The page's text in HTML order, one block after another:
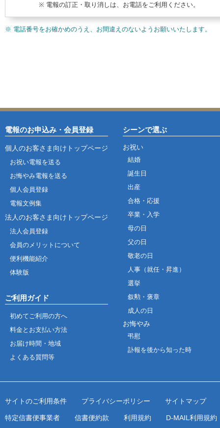
※ 電報の訂正・取り消しは、お電話をご利用ください。
※ 電話番号をお確かめのうえ、お間違えのないようお願いいたします。
電報のお申込み・会員登録
個人のお客さま向けトップページ
お祝い電報を送る
お悔やみ電報を送る
個人会員登録
電報文例集
法人のお客さま向けトップページ
法人会員登録
会員のメリットについて
便利機能紹介
体験版
ご利用ガイド
初めてご利用の方へ
料金とお支払い方法
お届け時間・地域
よくある質問等
シーンで選ぶ
お祝い
結婚
誕生日
出産
合格・応援
卒業・入学
母の日
父の日
敬老の日
人事（就任・昇進）
選挙
叙勲・褒章
成人の日
お悔やみ
弔慰
訃報を後から知った時
サイトのご利用条件 プライバシーポリシー サイトマップ
特定信書便事業者 信書便約款 利用規約 D-MAIL利用規約